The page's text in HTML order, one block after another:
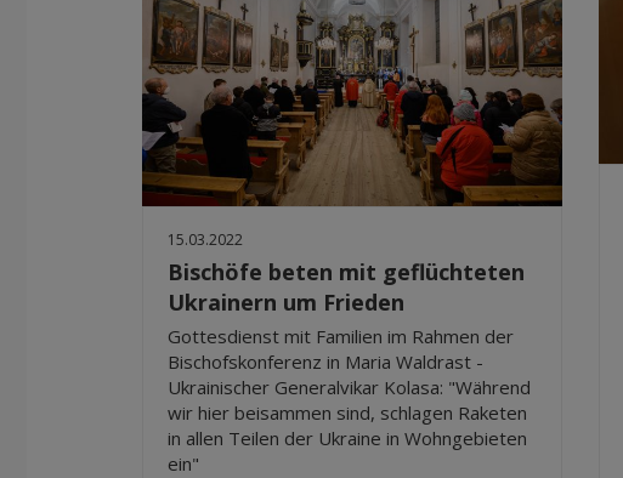
15.03.2022
Bischöfe beten mit geflüchteten
Ukrainern um Frieden
Gottesdienst mit Familien im Rahmen der
Bischofskonferenz in Maria Waldrast -
Ukrainischer Generalvikar Kolasa: "Während
wir hier beisammen sind, schlagen Raketen
in allen Teilen der Ukraine in Wohngebieten
ein"